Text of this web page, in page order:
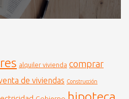
alquiler vivienda comprar
de viviendas Construcción